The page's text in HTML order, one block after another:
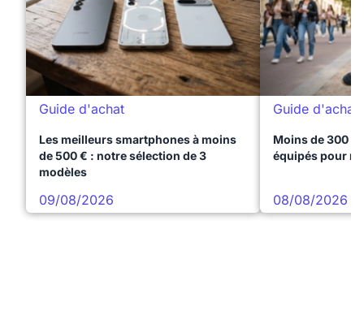
Guide d'achat
Les meilleurs smartphones à moins
de 500 € : notre sélection de 3
modèles
09/08/2026
Guide d'achat
Moins de 300 €
équipés pour
08/08/2026